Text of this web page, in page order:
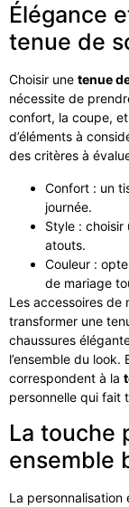
Élégance
tenue de
Choisir une tenue
nécessite de
confort, la coupe,
d’éléments à
des critères à
Confort : un
journée.
Style : choisir
atouts.
Couleur :
de mariage
Les accessoires de
transformer une
chaussures
l’ensemble du
correspondent à la
personnelle qui fait
La touche
ensemble
La personnalisation